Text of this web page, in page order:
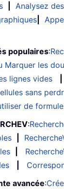
Analysez
populaires:
Marquer les
lignes vides
sans
de formule
:
avancée: